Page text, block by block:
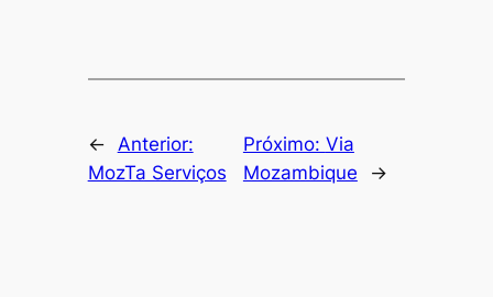
←
Anterior:
MozTa Serviços
Próximo: Via
Mozambique
→